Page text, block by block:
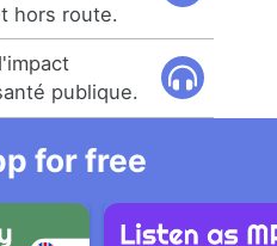
hors route.
publique.
for free